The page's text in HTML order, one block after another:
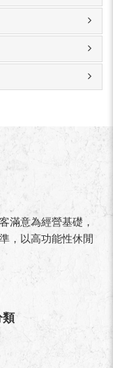
滿意為經營基礎，
，以高功能性休閒
類